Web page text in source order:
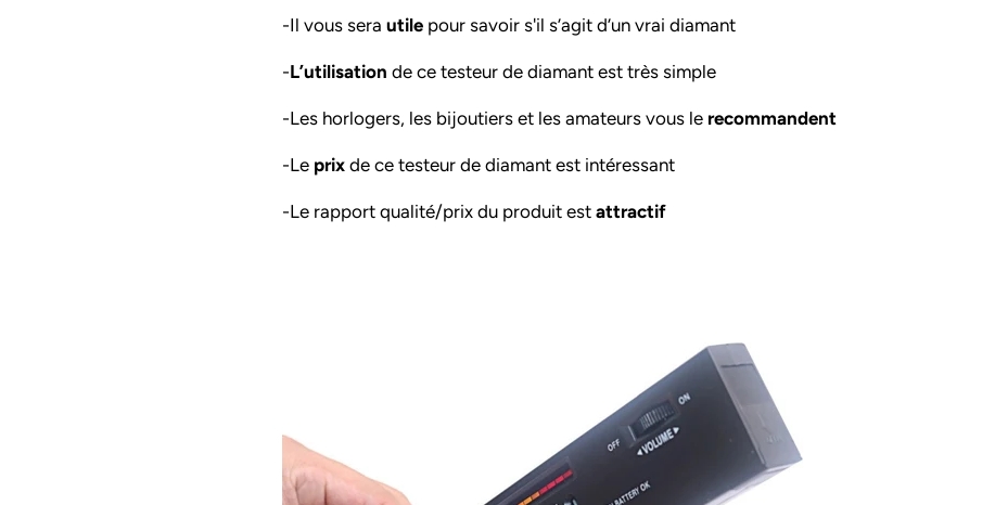
-Il vous sera utile pour savoir s'il s’agit d’un vrai diamant
-L’utilisation de ce testeur de diamant est très simple
-Les horlogers, les bijoutiers et les amateurs vous le recommandent
-Le prix de ce testeur de diamant est intéressant
-Le rapport qualité/prix du produit est attractif